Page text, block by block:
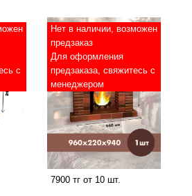
с
7900 тг от 10 шт.
Нет в наличии, возможен
предзаказ
Для оформления
предзаказа, свяжитесь с
менеджером